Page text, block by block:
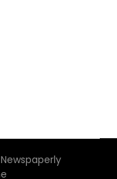
Newspaperly